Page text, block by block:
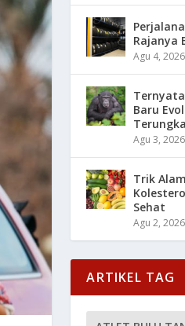
Rajanya
Agu 4, 2026
Baru
Agu 3, 2026
Trik
Sehat
Agu 2, 2026
ARTIKEL TAG